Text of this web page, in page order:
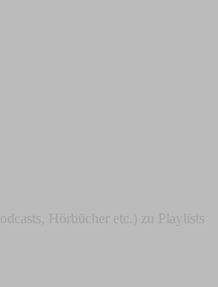
Hörbücher etc.) zu Playlists